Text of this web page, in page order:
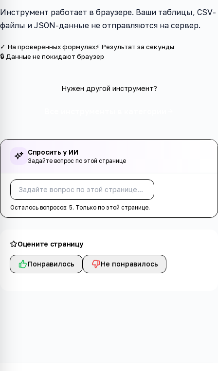
Инструмент работает в браузере. Ваши таблицы, CSV-
файлы и JSON-данные не отправляются на сервер.
✓ На проверенных формулах⚡ Результат за секунды
🔒 Данные не покидают браузер
Нужен другой инструмент?
Спросить у ИИ
Задайте вопрос по этой странице
Осталось вопросов: 5. Только по этой странице.
Оцените страницу
Понравилось Не понравилось